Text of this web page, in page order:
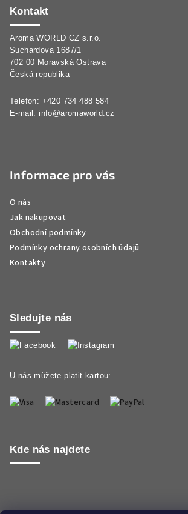
Kontakt
Aroma WORLD CZ s.r.o.
Suchardova 1687/1
702 00 Moravská Ostrava
Česká republika
Telefon: +420 734 488 584
E-mail: info@aromaworld.cz
Informace pro vás
O nás
Jak nakupovat
Obchodní podmínky
Podmínky ochrany osobních údajů
Kontakty
Sledujte nás
U nás můžete platit kartou:
Kde nás najdete